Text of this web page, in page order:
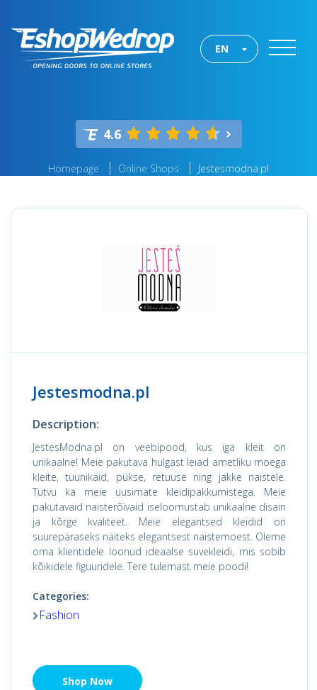
EN
4.6
Homepage Online Shops Jestesmodna.pl
Jestesmodna.pl
Description:
JestesModna.pl on veebipood, kus iga kleit on
unikaalne! Meie pakutava hulgast leiad ametliku moega
kleite, tuunikaid, pükse, retuuse ning jakke naistele.
Tutvu ka meie uusimate kleidipakkumistega. Meie
pakutavaid naisterõivaid iseloomustab unikaalne disain
ja kõrge kvaliteet. Meie elegantsed kleidid on
suurepäraseks näiteks elegantsest naistemoest. Oleme
oma klientidele loonud ideaalse suvekleidi, mis sobib
kõikidele figuuridele. Tere tulemast meie poodi!
Categories:
Fashion
Shop Now